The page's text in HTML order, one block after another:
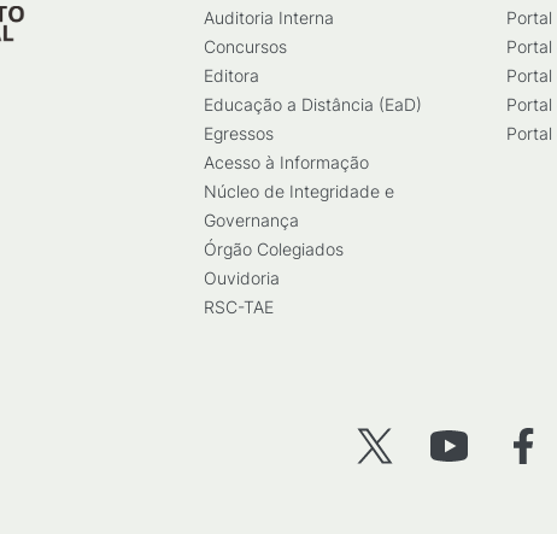
Auditoria Interna
Concursos
Editora
Educação a Distância (EaD)
Egressos
Acesso à Informação
Núcleo de Integridade e
Governança
Órgão Colegiados
Ouvidoria
RSC-TAE
Portal
Portal
Portal